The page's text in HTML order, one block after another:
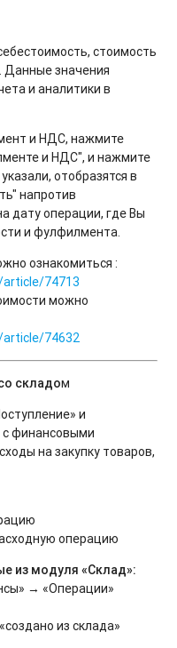
стоимость
значения
и аналитики в
и НДС, нажмите
и НДС", и нажмите
отобразятся в
напротив
дату операции, где Вы
и фулфилмента.
ознакомиться :
74713
можно
74632
складом
и
финансовыми
на закупку товаров,
операцию
из модуля «Склад»:
→ «Операции»
из склада»